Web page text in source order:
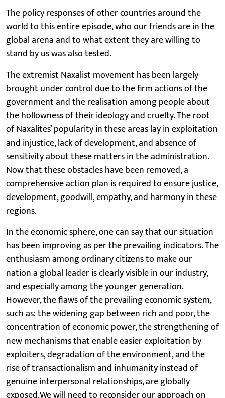
The policy responses of other countries around the
world to this entire episode, who our friends are in the
global arena and to what extent they are willing to
stand by us was also tested.
The extremist Naxalist movement has been largely
brought under control due to the firm actions of the
government and the realisation among people about
the hollowness of their ideology and cruelty. The root
of Naxalites’ popularity in these areas lay in exploitation
and injustice, lack of development, and absence of
sensitivity about these matters in the administration.
Now that these obstacles have been removed, a
comprehensive action plan is required to ensure justice,
development, goodwill, empathy, and harmony in these
regions.
In the economic sphere, one can say that our situation
has been improving as per the prevailing indicators. The
enthusiasm among ordinary citizens to make our
nation a global leader is clearly visible in our industry,
and especially among the younger generation.
However, the flaws of the prevailing economic system,
such as: the widening gap between rich and poor, the
concentration of economic power, the strengthening of
new mechanisms that enable easier exploitation by
exploiters, degradation of the environment, and the
rise of transactionalism and inhumanity instead of
genuine interpersonal relationships, are globally